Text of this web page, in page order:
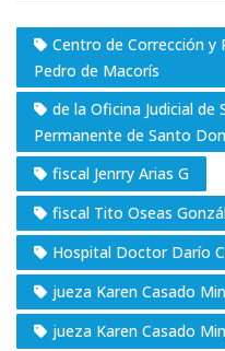
Centro de Corrección y
Pedro de Macorís
de la Oficina Judicial de
Permanente de Santo
fiscal Jenrry Arias G
fiscal Tito Oseas
Hospital Doctor Darío
jueza Karen Casado
jueza Karen Casado